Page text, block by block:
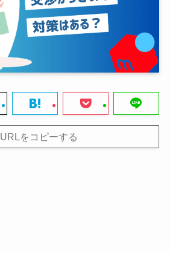
URLをコピーする